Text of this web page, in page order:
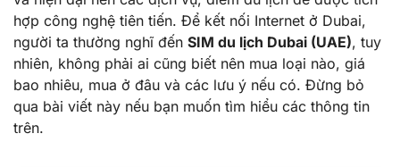
hợp công nghệ tiên tiến. Để kết nối Internet ở Dubai,
người ta thường nghĩ đến SIM du lịch Dubai (UAE), tuy
nhiên, không phải ai cũng biết nên mua loại nào, giá
bao nhiêu, mua ở đâu và các lưu ý nếu có. Đừng bỏ
qua bài viết này nếu bạn muốn tìm hiểu các thông tin
trên.